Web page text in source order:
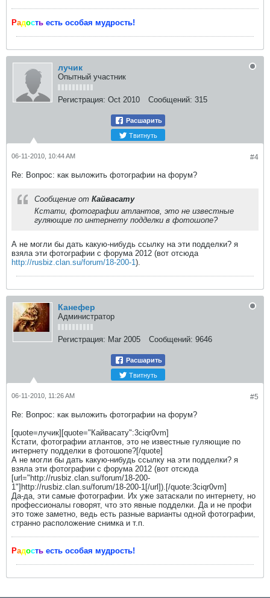
Радость есть особая мудрость!
лучик
Опытный участник
Регистрация: Oct 2010 Сообщений: 315
Расшарить
Твитнуть
#4
06-11-2010, 10:44 AM
Re: Вопрос: как выложить фотографии на форум?
Сообщение от Кайвасату
Кстати, фотографии атлантов, это не известные
гуляющие по интернету подделки в фотошопе?
А не могли бы дать какую-нибудь ссылку на эти подделки? я
взяла эти фотографии с форума 2012 (вот отсюда
http://rusbiz.clan.su/forum/18-200-1).
Канефер
Администратор
Регистрация: Mar 2005 Сообщений: 9646
Расшарить
Твитнуть
#5
06-11-2010, 11:26 AM
Re: Вопрос: как выложить фотографии на форум?
[quote=лучик][quote="Кайвасату":3ciqr0vm]
Кстати, фотографии атлантов, это не известные гуляющие по
интернету подделки в фотошопе?[/quote]
А не могли бы дать какую-нибудь ссылку на эти подделки? я
взяла эти фотографии с форума 2012 (вот отсюда
[url="http://rusbiz.clan.su/forum/18-200-
1"]http://rusbiz.clan.su/forum/18-200-1[/url]).[/quote:3ciqr0vm]
Да-да, эти самые фотографии. Их уже затаскали по интернету, но
профессионалы говорят, что это явные подделки. Да и не профи
это тоже заметно, ведь есть разные варианты одной фотографии,
странно расположение снимка и т.п.
Радость есть особая мудрость!